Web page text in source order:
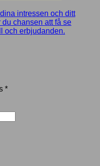
intressen och ditt
chansen att få se
och erbjudanden.
*Obligatoriskt